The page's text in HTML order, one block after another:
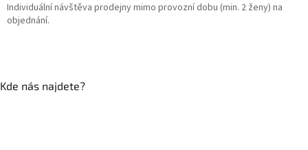
Individuální návštěva prodejny mimo provozní dobu (min. 2 ženy) na
objednání.
Kde nás najdete?